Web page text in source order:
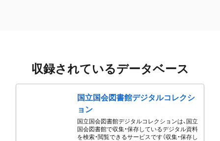
収録されているデータベース
国立国会図書館デジタルコレクシ
ョン
国立国会図書館デジタルコレクションは、国立
国会図書館で収集・保存しているデジタル資料
を検索・閲覧できるサービスです（収集・保存し